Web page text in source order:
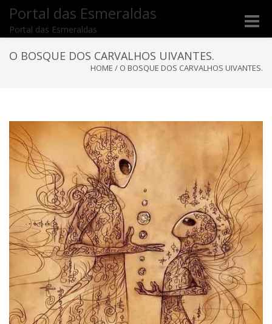
Portal das Esmeraldas
Portal das Esmeraldas
Toggle
O BOSQUE DOS CARVALHOS UIVANTES.
HOME / O BOSQUE DOS CARVALHOS UIVANTES.